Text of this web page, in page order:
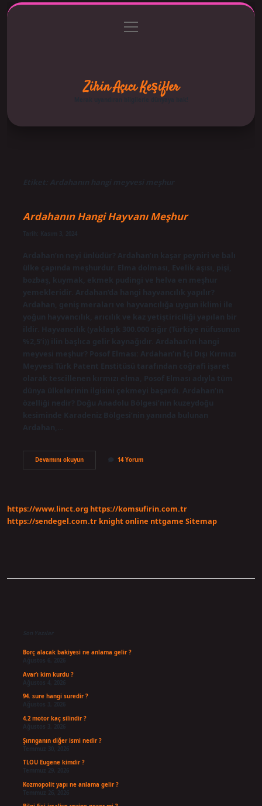
Gizlilik Politikası
menüyü
aç
Zihin Açıcı Keşifler
Merak uyandıran bilgilerle dünyaya bak!
Etiket: Ardahanın hangi meyvesi meşhur
Ardahanın Hangi Hayvanı Meşhur
Ardahan’ın neyi ünlüdür? Ardahan’ın kaşar peyniri ve balı
ülke çapında meşhurdur. Elma dolması, Evelik aşısı, pişi,
bozbaş, kuymak, ekmek pudingi ve helva en meşhur
yemekleridir. Ardahan’da hangi hayvancılık yapılır?
Ardahan, geniş meraları ve hayvancılığa uygun iklimi ile
yoğun hayvancılık, arıcılık ve kaz yetiştiriciliği yapılan bir
ildir. Hayvancılık (yaklaşık 300.000 sığır (Türkiye nüfusunun
%2,5’i)) ilin başlıca gelir kaynağıdır. Ardahan’ın hangi
meyvesi meşhur? Posof Elması: Ardahan’ın İçi Dışı Kırmızı
Meyvesi Türk Patent Enstitüsü tarafından coğrafi işaret
olarak tescillenen kırmızı elma, Posof Elması adıyla tüm
dünya ülkelerinin ilgisini çekmeyi başardı. Ardahan’ın
özelliği nedir? Doğu Anadolu Bölgesi’nin kuzeydoğu
kesiminde Karadeniz Bölgesi’nin yanında bulunan
Devamını okuyunArdahanın
Hangi
14 Yorum
https://www.linct.org https://komsufirin.com.tr
https://sendegel.com.tr knight online nttgame Sitemap
Son Yazılar
Borç alacak bakiyesi ne anlama gelir ?
Ağustos 6, 2026
Avar’ı kim kurdu ?
Ağustos 4, 2026
94. sure hangi suredir ?
Ağustos 3, 2026
4.2 motor kaç silindir ?
Ağustos 3, 2026
Şırınganın diğer ismi nedir ?
TLOU Eugene kimdir ?
Temmuz 29, 2026
Kozmopolit yapı ne anlama gelir ?